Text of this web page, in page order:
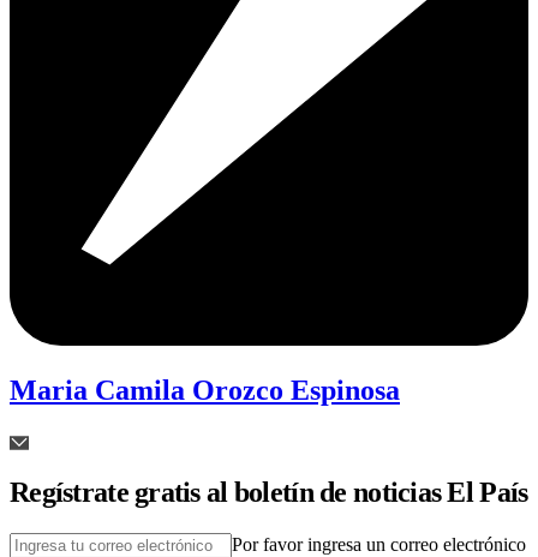
Maria Camila Orozco Espinosa
Regístrate gratis al boletín de noticias El País
Por favor ingresa un correo electrónico